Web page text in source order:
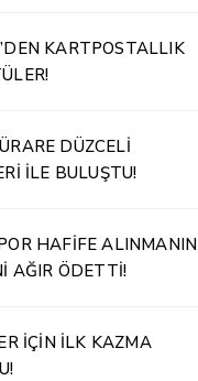
KARTPOSTALLIK
DÜZCELİ
İLE BULUŞTU!
HAFİFE ALINMANIN
AĞIR ÖDETTİ!
İÇİN İLK KAZMA